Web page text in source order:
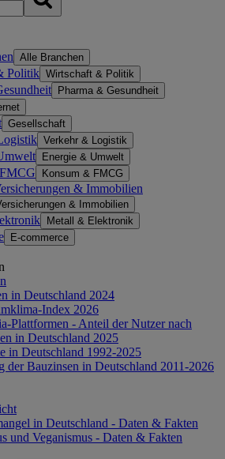
Alle Branchen
Politik Wirtschaft & Politik
Pharma & Gesundheit
Gesellschaft
Verkehr & Logistik
Energie & Umwelt
Konsum & FMCG
& Immobilien
& Immobilien
Metall & Elektronik
E-commerce
in Deutschland 2024
Index 2026
Plattformen - Anteil der Nutzer nach
in Deutschland 2025
in Deutschland 1992-2025
der Bauzinsen in Deutschland 2011-2026
in Deutschland - Daten & Fakten
und Veganismus - Daten & Fakten